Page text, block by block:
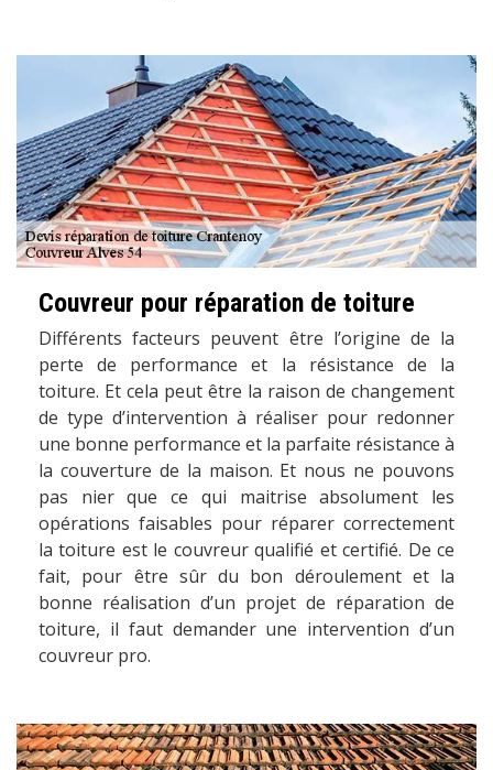
Couvreur pour réparation de toiture
Différents facteurs peuvent être l’origine de la
perte de performance et la résistance de la
toiture. Et cela peut être la raison de changement
de type d’intervention à réaliser pour redonner
une bonne performance et la parfaite résistance à
la couverture de la maison. Et nous ne pouvons
pas nier que ce qui maitrise absolument les
opérations faisables pour réparer correctement
la toiture est le couvreur qualifié et certifié. De ce
fait, pour être sûr du bon déroulement et la
bonne réalisation d’un projet de réparation de
toiture, il faut demander une intervention d’un
couvreur pro.